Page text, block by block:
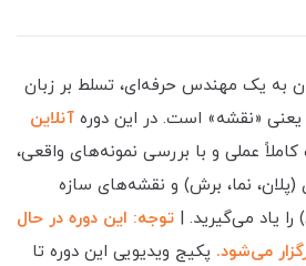
به یک مهندس حرفه‌ای، تسلط بر زبان
«نقشه» است. در این دوره آنلاین
عملی و با بررسی نمونه‌های واقعی،
نما، برش) و نقشه‌های سازه
یاد می‌گیرید. | توجه: این دوره در حال
می‌شود. پکیج ویدیویی این دوره تا